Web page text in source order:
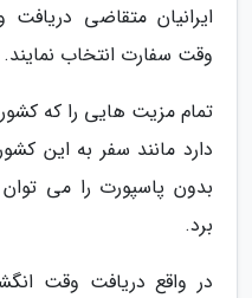
ایرانیان متقاضی
وقت سفارت انتخاب نمایند.
تمام مزیت هایی را که
دارد مانند سفر به این
برد.
در واقع دریافت وقت